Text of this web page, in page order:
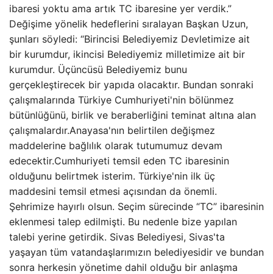
ibaresi yoktu ama artık TC ibaresine yer verdik.”
Değişime yönelik hedeflerini sıralayan Başkan Uzun,
şunları söyledi: “Birincisi Belediyemiz Devletimize ait
bir kurumdur, ikincisi Belediyemiz milletimize ait bir
kurumdur. Üçüncüsü Belediyemiz bunu
gerçekleştirecek bir yapıda olacaktır. Bundan sonraki
çalışmalarında Türkiye Cumhuriyeti'nin bölünmez
bütünlüğünü, birlik ve beraberliğini teminat altına alan
çalışmalardır.Anayasa'nın belirtilen değişmez
maddelerine bağlılık olarak tutumumuz devam
edecektir.Cumhuriyeti temsil eden TC ibaresinin
olduğunu belirtmek isterim. Türkiye'nin ilk üç
maddesini temsil etmesi açısından da önemli.
Şehrimize hayırlı olsun. Seçim sürecinde “TC” ibaresinin
eklenmesi talep edilmişti. Bu nedenle bize yapılan
talebi yerine getirdik. Sivas Belediyesi, Sivas'ta
yaşayan tüm vatandaşlarımızın belediyesidir ve bundan
sonra herkesin yönetime dahil olduğu bir anlaşma